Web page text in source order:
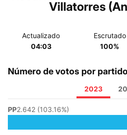
Villatorres
Actualizado
04:03
Escrutado
100%
Número de votos por partido
2023
PP2.642 (103.16%)